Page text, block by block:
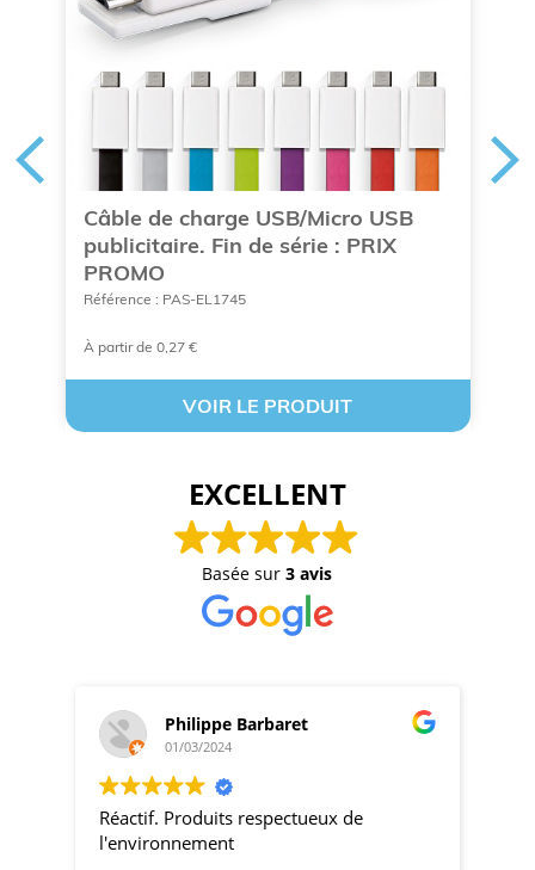
Câble de charge USB/Micro USB
publicitaire. Fin de série : PRIX
PROMO
Référence : PAS-EL1745
À partir de 0,27 €
VOIR LE PRODUIT
EXCELLENT
Basée sur3 avis
Philippe Barbaret
01/03/2024
Réactif. Produits respectueux de
l'environnement